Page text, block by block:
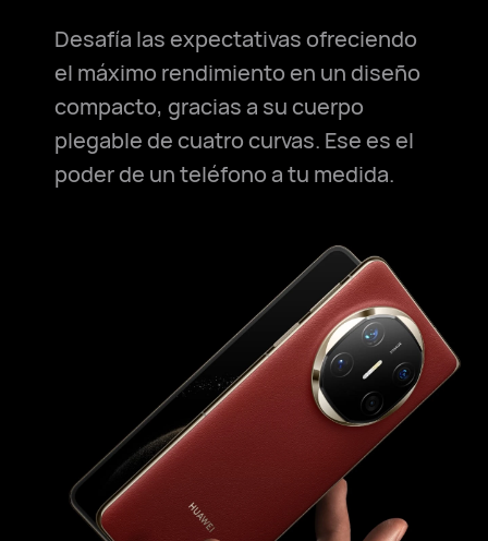
Desafía las expectativas ofreciendo
el máximo rendimiento en un diseño
compacto, gracias a su cuerpo
plegable de cuatro curvas. Ese es el
poder de un teléfono a tu medida.